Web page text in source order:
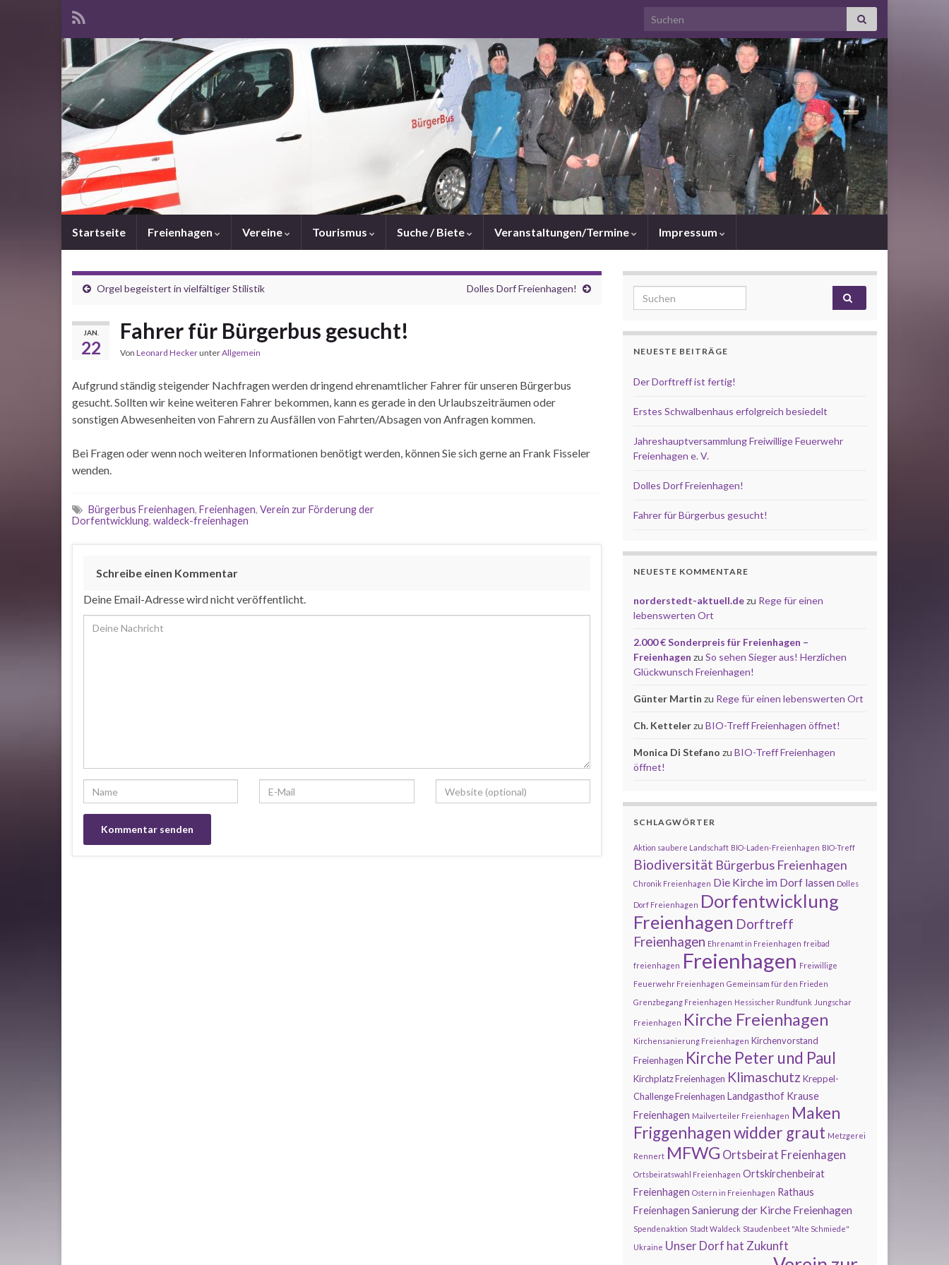
Search for:
Startseite Freienhagen Vereine Tourismus Suche / Biete Veranstaltungen/Termine Impressum
Orgel begeistert in vielfältiger Stilistik Dolles Dorf Freienhagen!
JAN.
22
Fahrer für Bürgerbus gesucht!
Von Leonard HeckerunterAllgemein
Aufgrund ständig steigender Nachfragen werden dringend ehrenamtlicher Fahrer für unseren Bürgerbus
gesucht. Sollten wir keine weiteren Fahrer bekommen, kann es gerade in den Urlaubszeiträumen oder
sonstigen Abwesenheiten von Fahrern zu Ausfällen von Fahrten/Absagen von Anfragen kommen.
Bei Fragen oder wenn noch weiteren Informationen benötigt werden, können Sie sich gerne an Frank Fisseler
wenden.
Bürgerbus Freienhagen, Freienhagen, Verein zur Förderung der
Dorfentwicklung, waldeck-freienhagen
Schreibe einen Kommentar
Deine Email-Adresse wird nicht veröffentlicht.
Search for:
NEUESTE BEITRÄGE
Der Dorftreff ist fertig!
Erstes Schwalbenhaus erfolgreich besiedelt
Jahreshauptversammlung Freiwillige Feuerwehr
Freienhagen e. V.
Dolles Dorf Freienhagen!
Fahrer für Bürgerbus gesucht!
NEUESTE KOMMENTARE
norderstedt-aktuell.dezu Rege für einen
lebenswerten Ort
2.000 € Sonderpreis für Freienhagen –
Freienhagen zu So sehen Sieger aus! Herzlichen
Glückwunsch Freienhagen!
Günter Martin zu Rege für einen lebenswerten Ort
Ch. Kettelerzu BIO-Treff Freienhagen öffnet!
Monica Di Stefano zu BIO-Treff Freienhagen
öffnet!
SCHLAGWÖRTER
Aktion saubere Landschaft BIO-Laden-Freienhagen BIO-Treff
Biodiversität Bürgerbus Freienhagen
Chronik Freienhagen Die Kirche im Dorf lassen Dolles
Dorf Freienhagen Dorfentwicklung
Freienhagen Dorftreff
Freienhagen Ehrenamt in Freienhagen freibad
freienhagen Freienhagen Freiwillige
Feuerwehr Freienhagen Gemeinsam für den Frieden
Grenzbegang Freienhagen Hessischer Rundfunk Jungschar
Freienhagen Kirche Freienhagen
Kirchensanierung Freienhagen Kirchenvorstand
Freienhagen Kirche Peter und Paul
Kirchplatz Freienhagen Klimaschutz Kreppel-
Challenge Freienhagen Landgasthof Krause
Freienhagen Mailverteiler Freienhagen Maken
Friggenhagen widder graut Metzgerei
Rennert MFWG Ortsbeirat Freienhagen
Ortsbeiratswahl Freienhagen Ortskirchenbeirat
Freienhagen Ostern in Freienhagen Rathaus
Freienhagen Sanierung der Kirche Freienhagen
Spendenaktion Stadt Waldeck Staudenbeet "Alte Schmiede"
Ukraine Unser Dorf hat Zukunft